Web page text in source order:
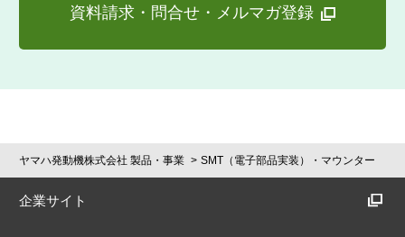
資料請求・問合せ・メルマガ登録
ヤマハ発動機株式会社 製品・事業 SMT（電子部品実装）・マウンター
企業サイト